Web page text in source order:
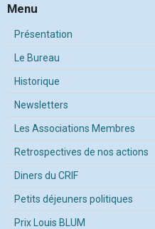
Menu
Présentation
Le Bureau
Historique
Newsletters
Les Associations Membres
Retrospectives de nos actions
Diners du CRIF
Petits déjeuners politiques
Prix Louis BLUM